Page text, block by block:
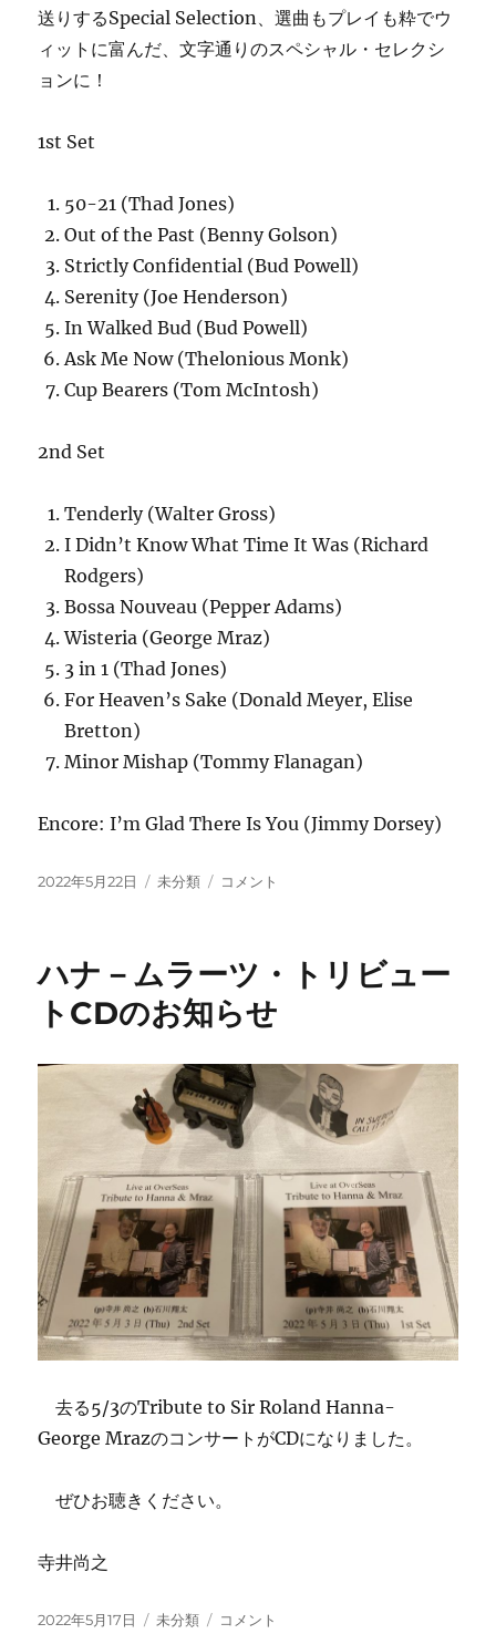
送りするSpecial Selection、選曲もプレイも粋でウ
ィットに富んだ、文字通りのスペシャル・セレクシ
ョンに！
1st Set
50-21 (Thad Jones)
Out of the Past (Benny Golson)
Strictly Confidential (Bud Powell)
Serenity (Joe Henderson)
In Walked Bud (Bud Powell)
Ask Me Now (Thelonious Monk)
Cup Bearers (Tom McIntosh)
2nd Set
Tenderly (Walter Gross)
I Didn’t Know What Time It Was (Richard
Rodgers)
Bossa Nouveau (Pepper Adams)
Wisteria (George Mraz)
3 in 1 (Thad Jones)
For Heaven’s Sake (Donald Meyer, Elise
Bretton)
Minor Mishap (Tommy Flanagan)
Encore: I’m Glad There Is You (Jimmy Dorsey)
投
2022年5月22日
カ
ー
未分類
Special
の
曲
目
コメント
ハナ－ムラーツ・トリビュー
トCDのお知らせ
去る5/3のTribute to Sir Roland Hanna-
George MrazのコンサートがCDになりました。
ぜひお聴きください。
寺井尚之
投
2022年5月17日
カ
未分類
ハ
コメント